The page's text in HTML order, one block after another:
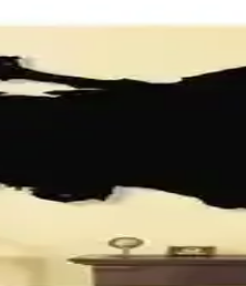
Malzeme, ebat, baskı
Modern İç
ve dayanıklı yapısıyla
ve Dekorasyon
eserleri, ortak temalar ve
Renk ve Kişisel